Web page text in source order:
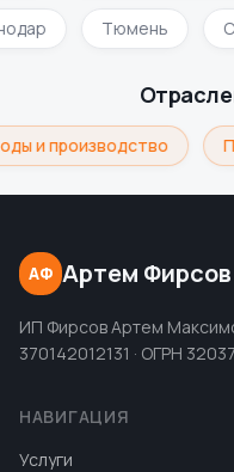
Тюмень
и производство
АФ Артем Фирсов
ИП Фирсов Артем
370142012131 · ОГРН
НАВИГАЦИЯ
Услуги